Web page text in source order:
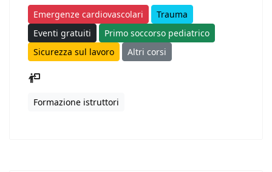
Emergenze cardiovascolari
Trauma
Eventi gratuiti
Primo soccorso pediatrico
Sicurezza sul lavoro
Altri corsi
Formazione istruttori